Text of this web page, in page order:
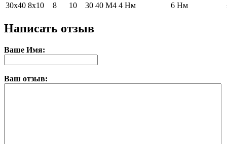
30х40 8х10
8 10 30 40 М4 4 Нм 6 Нм
Написать отзыв
Ваше Имя:
Ваш отзыв: